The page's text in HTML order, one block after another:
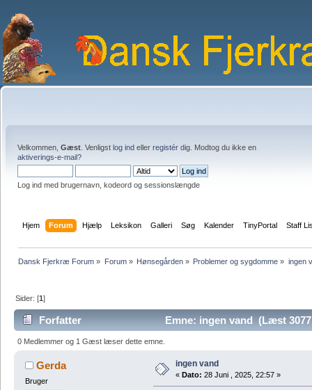
Velkommen, Gæst . Venligst log ind eller registér dig. Modtog du ikke en
aktiverings-e-mail?
Log ind med brugernavn, kodeord og sessionslængde
Hjem Forum Hjælp Leksikon Galleri Søg Kalender TinyPortal Staff
Dansk Fjerkræ Forum » Forum» Hønsegården» Problemer og sygdomme » ingen
Sider: [1]
Forfatter Emne: ingen vand (Læst
0 Medlemmer og 1 Gæst læser dette emne.
Gerda
Bruger
ingen vand
« Dato: 28 Juni , 2025, 22:57 »